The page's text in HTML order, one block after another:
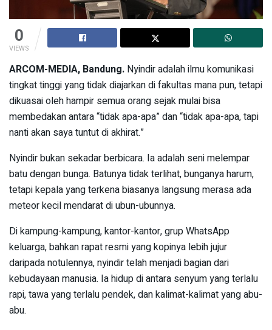
0
VIEWS
ARCOM-MEDIA, Bandung. Nyindir adalah ilmu komunikasi
tingkat tinggi yang tidak diajarkan di fakultas mana pun, tetapi
dikuasai oleh hampir semua orang sejak mulai bisa
membedakan antara “tidak apa-apa” dan “tidak apa-apa, tapi
nanti akan saya tuntut di akhirat.”
Nyindir bukan sekadar berbicara. Ia adalah seni melempar
batu dengan bunga. Batunya tidak terlihat, bunganya harum,
tetapi kepala yang terkena biasanya langsung merasa ada
meteor kecil mendarat di ubun-ubunnya.
Di kampung-kampung, kantor-kantor, grup WhatsApp
keluarga, bahkan rapat resmi yang kopinya lebih jujur
daripada notulennya, nyindir telah menjadi bagian dari
kebudayaan manusia. Ia hidup di antara senyum yang terlalu
rapi, tawa yang terlalu pendek, dan kalimat-kalimat yang abu-
abu.